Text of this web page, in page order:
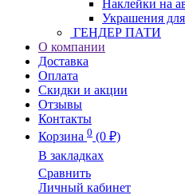
Наклейки на
Украшения
ГЕНДЕР ПАТИ
О компании
Доставка
Оплата
Скидки и акции
Отзывы
Контакты
Корзина 0 (0 ₽)
В закладках
Сравнить
Личный кабинет